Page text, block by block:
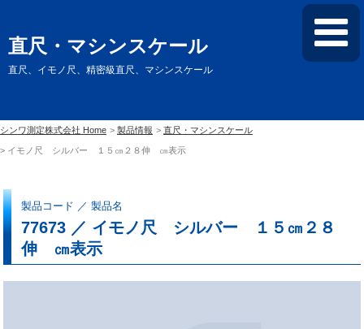
直尺・マシンスケール
直尺、イモノ尺、精密級直尺、マシンスケール
シンワ測定株式会社 Home 製品情報 直尺・マシンスケール
イモノ尺 シルバー １５㎝２８伸 ㎝表示
製品コード ／ 製品名
77673 ／ イモノ尺 シルバー １５㎝２８
伸 ㎝表示